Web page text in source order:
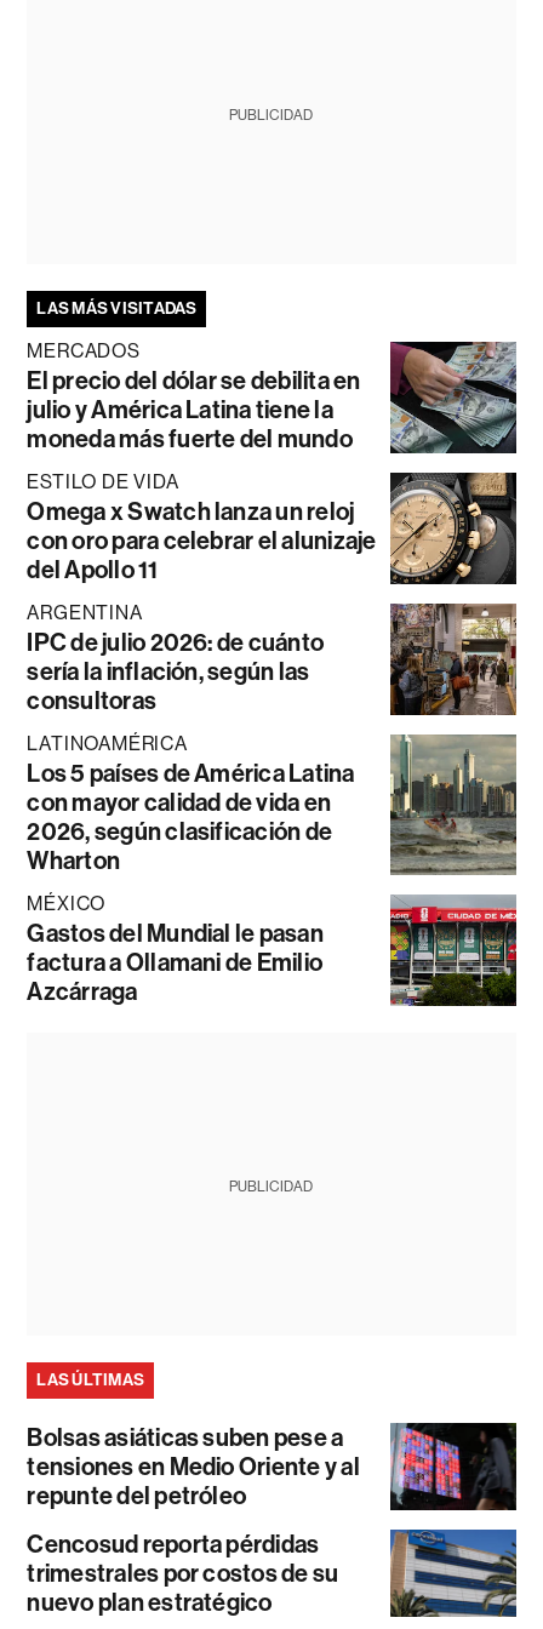
PUBLICIDAD
LAS MÁS VISITADAS
MERCADOS
El precio del dólar se debilita en
julio y América Latina tiene la
moneda más fuerte del mundo
ESTILO DE VIDA
Omega x Swatch lanza un reloj
con oro para celebrar el alunizaje
del Apollo 11
ARGENTINA
IPC de julio 2026: de cuánto
sería la inflación, según las
consultoras
LATINOAMÉRICA
Los 5 países de América Latina
con mayor calidad de vida en
2026, según clasificación de
Wharton
MÉXICO
Gastos del Mundial le pasan
factura a Ollamani de Emilio
Azcárraga
PUBLICIDAD
LAS ÚLTIMAS
Bolsas asiáticas suben pese a
tensiones en Medio Oriente y al
repunte del petróleo
Cencosud reporta pérdidas
trimestrales por costos de su
nuevo plan estratégico